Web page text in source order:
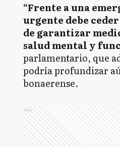
“Frente a una
urgente debe
de garantizar
salud mental y
parlamentario, que
podría profundizar
bonaerense.
Ads